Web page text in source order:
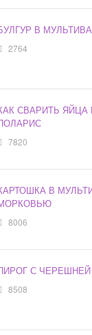
В
2764
СВАРИТЬ ЯЙЦА
7820
В
8006
С
8508